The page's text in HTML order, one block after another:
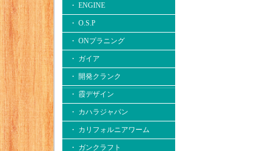
・ ENGINE
・ O.S.P
・ ONプラニング
・ ガイア
・ 開発クランク
・ 霞デザイン
・ カハラジャパン
・ カリフォルニアワーム
・ ガンクラフト